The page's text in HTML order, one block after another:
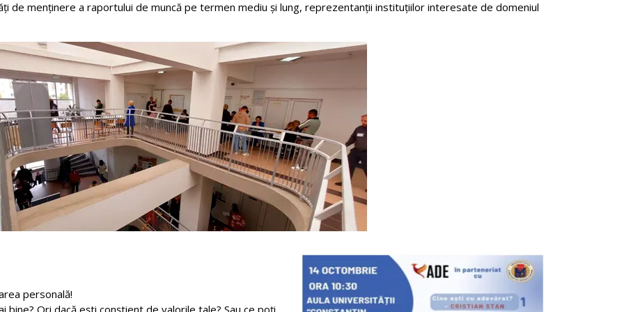
de menţinere a raportului de muncă pe termen mediu şi lung, reprezentanții instituţiilor interesate de domeniul
personală!
Ori dacă ești conștient de valorile tale? Sau ce poți